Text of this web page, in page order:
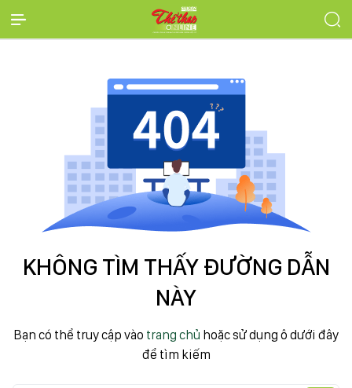
KHÔNG TÌM THẤY ĐƯỜNG DẪN
NÀY
Bạn có thể truy cập vào trang chủ hoặc sử dụng ô dưới đây
để tìm kiếm